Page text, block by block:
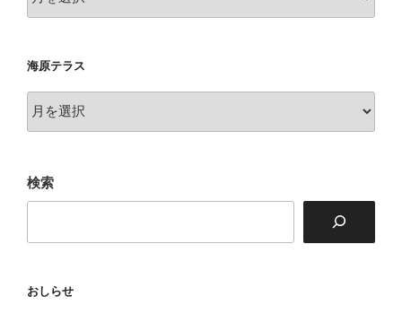
原
海原テラス
海
ス
検索
おしらせ